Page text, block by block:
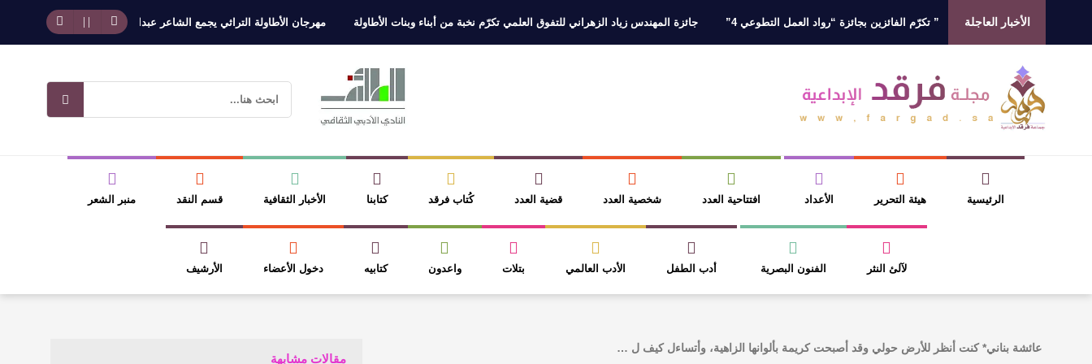
الأخبار العاجلة
السديس “بر بني حسن” تكرّم الفائزين بجائزة “رواد العمل التطوعي 4” جائزة المهندس زياد الزهراني للتفوق العلمي تكرّم نخبة من أبناء وبنات الأطاولة مهرجان الأطاولة التراثي يجمع الشاعر عبدالواحد بجمهوره افتتاحية العدد 130
في رواية : ( على كف رتويت ) للدكتورة زينب الخضيري
الرئيسية هيئة التحرير الأعداد افتتاحية العدد شخصية العدد قضية العدد كُتاب فرقد كتابنا الأخبار الثقافية قسم النقد منبر الشعر
لآلئ النثر الفنون البصرية أدب الطفل الأدب العالمي بتلات واعدون كتابيه دخول الأعضاء الأرشيف
مقالات مشابهة
عائشة بناني* كنت أنظر للأرض حولي وقد أصبحت كريمة بألوانها الزاهية، وأتساءل كيف ل …